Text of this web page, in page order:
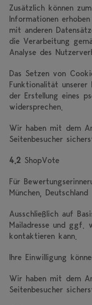
Zusätzlich können
Informationen
mit anderen
die Verarbeitung
Analyse des
Das Setzen von
Funktionalität
der Erstellung eines
widersprechen.
Wir haben mit dem
Seitenbesucher
4.2 ShopVote
Für
München, Deutschland
Ausschließlich auf
Mailadresse und ggf.
kontaktieren kann.
Ihre Einwilligung
Wir haben mit dem
Seitenbesucher